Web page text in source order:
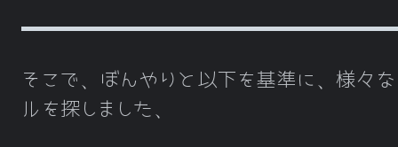
そこで、ぼんやりと以下を基準に、様々
ルを探しました、